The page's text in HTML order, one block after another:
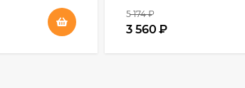
5 174 ₽
3 560 ₽